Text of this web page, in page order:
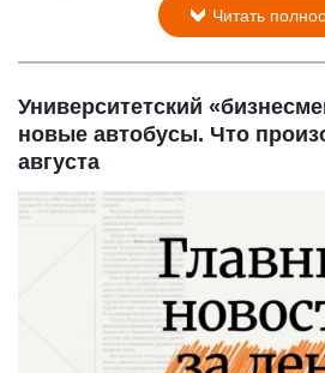
Читать
Университетский
новые автобусы. Что
августа